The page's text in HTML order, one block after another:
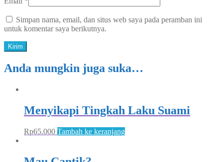
Simpan nama, email, dan situs web saya pada peramban ini
untuk komentar saya berikutnya.
Anda mungkin juga suka…
Menyikapi Tingkah Laku Suami
Rp65.000 Tambah ke keranjang